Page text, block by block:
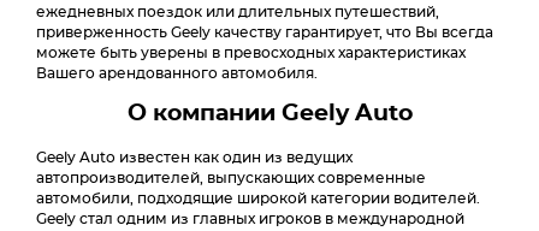
ежедневных поездок или длительных путешествий,
приверженность Geely качеству гарантирует, что Вы всегда
можете быть уверены в превосходных характеристиках
Вашего арендованного автомобиля.
О компании Geely Auto
Geely Auto известен как один из ведущих
автопроизводителей, выпускающих современные
автомобили, подходящие широкой категории водителей.
Geely стал одним из главных игроков в международной